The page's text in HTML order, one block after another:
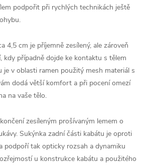
podpořit při rychlých technikách ještě
4,5 cm je příjemně zesílený, ale zároveň
kdy případně dojde ke kontaktu s tělem
je v oblasti ramen použitý mesh materiál s
dodá větší komfort a při pocení omezí
na vaše tělo.
zesíleným prošívaným lemem o
Sukýnka zadní části kabátu je oproti
podpoří tak opticky rozsah a dynamiku
u konstrukce kabátu a použitého